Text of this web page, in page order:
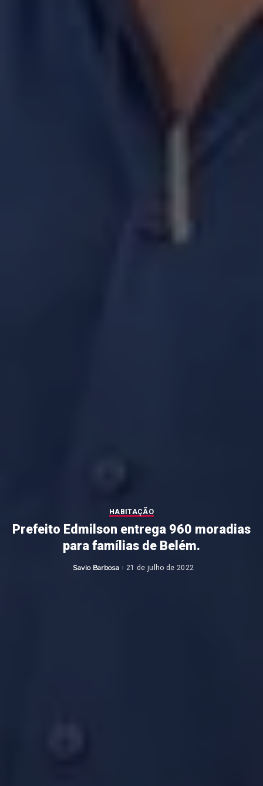
HABITAÇÃO
Prefeito Edmilson entrega 960 moradias
para famílias de Belém.
Posted
Savio Barbosa 21 de julho de 2022